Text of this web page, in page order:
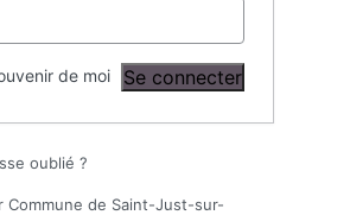
de moi
oublié ?
Commune de Saint-Just-sur-